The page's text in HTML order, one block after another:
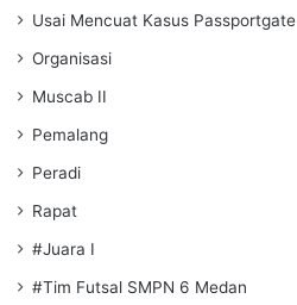
Usai Mencuat Kasus Passportgate
Organisasi
Muscab II
Pemalang
Peradi
Rapat
#Juara I
#Tim Futsal SMPN 6 Medan